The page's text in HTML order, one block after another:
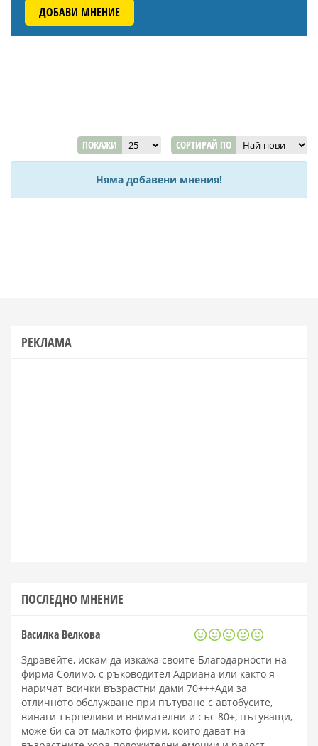
ДОБАВИ МНЕНИЕ
ПОКАЖИ СОРТИРАЙ ПО
Няма добавени мнения!
РЕКЛАМА
ПОСЛЕДНО МНЕНИЕ
Василка Велкова
Здравейте, искам да изкажа своите Благодарности на
фирма Солимо, с ръководител Адриана или както я
наричат всички възрастни дами 70+++Ади за
отличното обслужване при пътуване с автобусите,
винаги търпеливи и внимателни и със 80+, пътуващи,
може би са от малкото фирми, които дават на